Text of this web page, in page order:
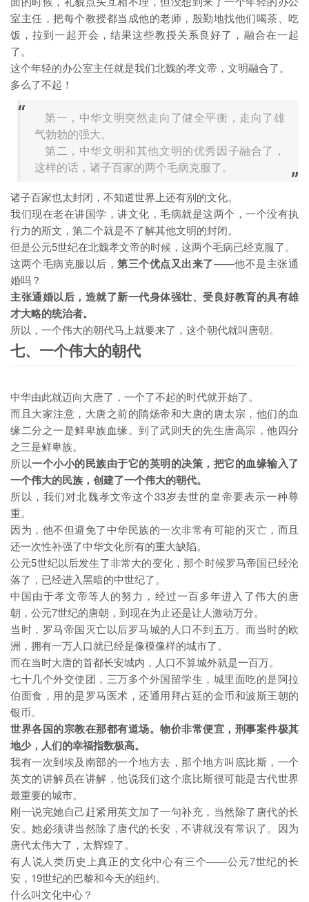
室主任，把每个教授都当成他的老师，殷勤地找他们喝茶、吃
饭，拉到一起开会，结果这些教授关系良好了，融合在一起
了。
这个年轻的办公室主任就是我们北魏的孝文帝，文明融合了。
多么了不起！
第一，中华文明突然走向了健全平衡，走向了雄
气勃勃的强大。
第二，中华文明和其他文明的优秀因子融合了，
这样的话，诸子百家的两个毛病克服了。
诸子百家也太封闭，不知道世界上还有别的文化。
我们现在老在讲国学，讲文化，毛病就是这两个，一个没有执
行力的斯文，第二个就是不了解其他文明的封闭。
但是公元5世纪在北魏孝文帝的时候，这两个毛病已经克服了。
这两个毛病克服以后，第三个优点又出来了——他不是主张通
婚吗？
主张通婚以后，造就了新一代身体强壮、受良好教育的具有雄
才大略的统治者。
所以，一个伟大的朝代马上就要来了，这个朝代就叫唐朝。
七、一个伟大的朝代
中华由此就迈向大唐了，一个了不起的时代就开始了。
而且大家注意，大唐之前的隋炀帝和大唐的唐太宗，他们的血
缘二分之一是鲜卑族血缘。到了武则天的先生唐高宗，他四分
之三是鲜卑族。
所以一个小小的民族由于它的英明的决策，把它的血缘输入了
一个伟大的民族，创建了一个伟大的朝代。
所以，我们对北魏孝文帝这个33岁去世的皇帝要表示一种尊
重。
因为，他不但避免了中华民族的一次非常有可能的灭亡，而且
还一次性补强了中华文化所有的重大缺陷。
公元5世纪以后发生了非常大的变化，那个时候罗马帝国已经沦
落了，已经进入黑暗的中世纪了。
中国由于孝文帝等人的努力，经过一百多年进入了伟大的唐
朝，公元7世纪的唐朝，到现在为止还是让人激动万分。
当时，罗马帝国灭亡以后罗马城的人口不到五万。而当时的欧
洲，拥有一万人口就已经是像模像样的城市了。
而在当时大唐的首都长安城内，人口不算城外就是一百万。
七十几个外交使团，三万多个外国留学生，城里面吃的是阿拉
伯面食，用的是罗马医术，还通用拜占廷的金币和波斯王朝的
银币。
世界各国的宗教在那都有道场。 物价非常便宜，刑事案件极其
地少，人们的幸福指数极高。
我有一次到埃及南部的一个地方去，那个地方叫底比斯，一个
英文的讲解员在讲解，他说我们这个底比斯很可能是古代世界
最重要的城市。
刚一说完她自己赶紧用英文加了一句补充，当然除了唐代的长
安。她必须讲当然除了唐代的长安，不讲就没有常识了。因为
唐代太伟大了，太辉煌了。
有人说人类历史上真正的文化中心有三个——公元7世纪的长
安，19世纪的巴黎和今天的纽约。
什么叫文化中心？